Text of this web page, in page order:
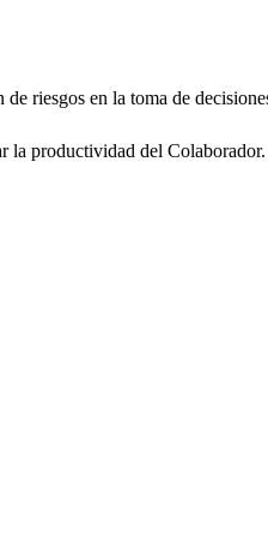
riesgos en la toma de
la productividad del Colaborador.